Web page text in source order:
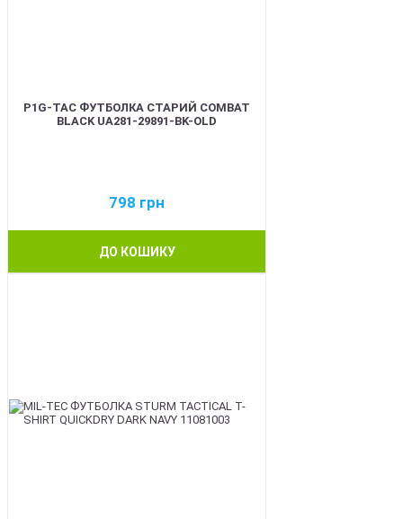
P1G-TAC ФУТБОЛКА СТАРИЙ COMBAT
BLACK UA281-29891-BK-OLD
798 грн
ДО КОШИКУ